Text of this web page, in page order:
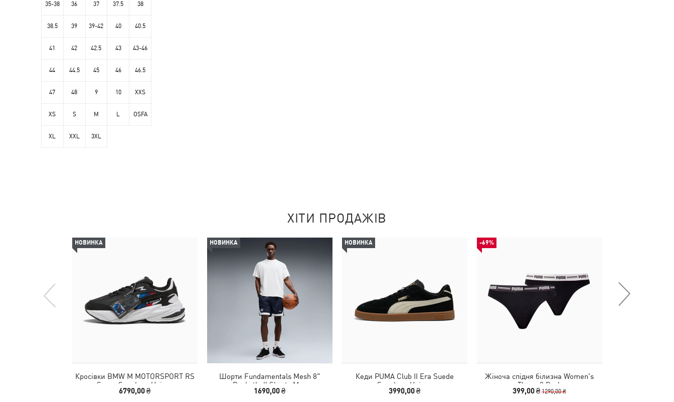
35-38 36 37 37.5 38
38.5 39 39-42 40 40.5
41 42 42.5 43 43-46
44 44.5 45 46 46.5
47 48 9 10 XXS
XS S M L OSFA
XL XXL 3XL
ХІТИ ПРОДАЖІВ
НОВИНКА
Кросівки BMW M MOTORSPORT RS
Surge Sneakers Unisex
6790,00 ₴
НОВИНКА
Шорти Fundamentals Mesh 8"
Basketball Shorts Men
1690,00 ₴
НОВИНКА
Кеди PUMA Club II Era Suede
Sneakers Unisex
3990,00 ₴
-69%
Жіноча спідня білизна Women's
Thong 2 Pack
399,00 ₴1290,00 ₴